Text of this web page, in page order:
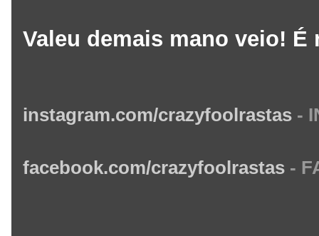
Valeu demais mano veio! É
instagram.com/crazyfoolrastas -
facebook.com/crazyfoolrastas -